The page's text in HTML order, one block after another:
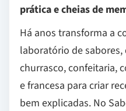
prática e cheias de
Há anos transforma a
laboratório de
churrasco, confeitaria,
e francesa para criar
bem explicadas. No